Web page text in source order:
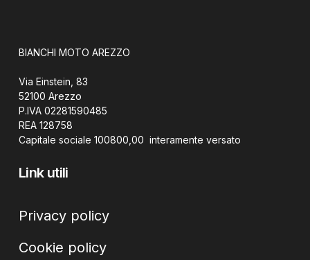
BIANCHI MOTO AREZZO
Via Einstein, 83
52100 Arezzo
P.IVA 02281590485
REA 128758
Capitale sociale 100800,00 interamente versato
Link utili
Privacy policy
Cookie policy